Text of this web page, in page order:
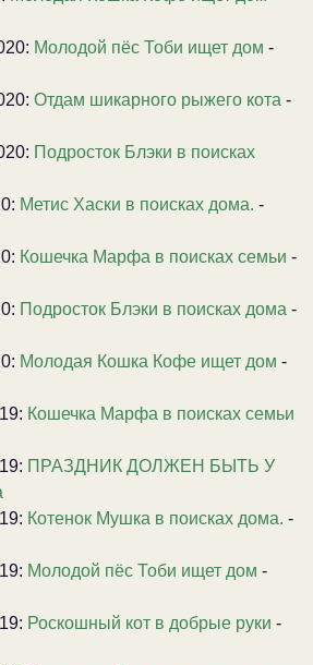
Молодой пёс Тоби ищет дом -
Отдам шикарного рыжего кота -
Подросток Блэки в поисках
Метис Хаски в поисках дома. -
Кошечка Марфа в поисках семьи -
Подросток Блэки в поисках дома -
Молодая Кошка Кофе ищет дом -
Кошечка Марфа в поисках семьи
ПРАЗДНИК ДОЛЖЕН БЫТЬ У
Котенок Мушка в поисках дома. -
Молодой пёс Тоби ищет дом -
Роскошный кот в добрые руки -